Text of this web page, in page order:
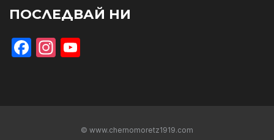
ПОСЛЕДВАЙ НИ
Facebook
Instagram
© www.chernomoretz1919.com